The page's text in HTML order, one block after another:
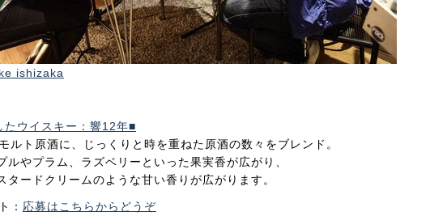
ishizaka
ウイスキー：響12年■
ルト原酒に、じっくりと時を重ねた原酒の数々をブレンド。
ルやプラム、ラズベリーといった果実香が広がり、
タードクリームのような甘い香りが広がります。
： 応募はこちらからどうぞ